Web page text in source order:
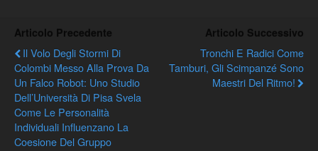
Articolo Precedente
Il Volo Degli Stormi Di
Colombi Messo Alla Prova Da
Un Falco Robot: Uno Studio
Dell’Università Di Pisa Svela
Come Le Personalità
Individuali Influenzano La
Coesione Del Gruppo
Articolo Successivo
Tronchi E Radici Come
Tamburi, Gli Scimpanzé Sono
Maestri Del Ritmo!